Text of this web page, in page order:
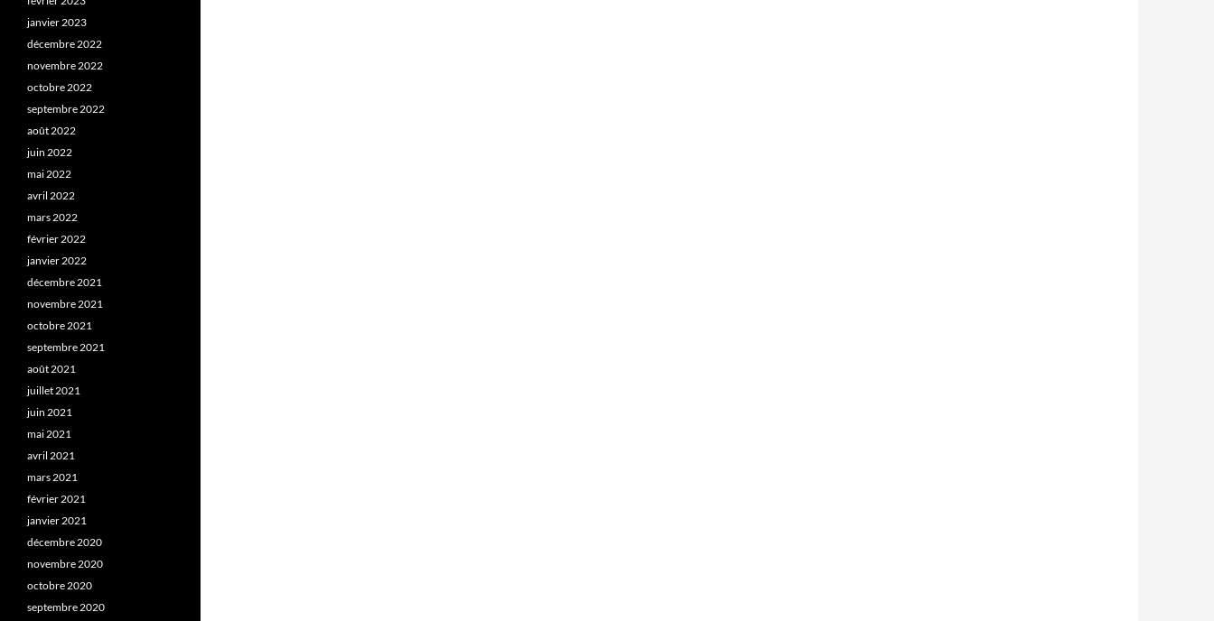
janvier 2023
décembre 2022
novembre 2022
octobre 2022
septembre 2022
août 2022
juin 2022
mai 2022
avril 2022
mars 2022
février 2022
janvier 2022
décembre 2021
novembre 2021
octobre 2021
septembre 2021
août 2021
juillet 2021
juin 2021
mai 2021
avril 2021
mars 2021
février 2021
janvier 2021
décembre 2020
novembre 2020
octobre 2020
septembre 2020